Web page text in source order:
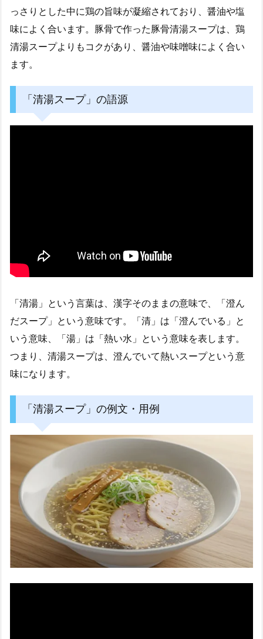
っさりとした中に鶏の旨味が凝縮されており、醤油や塩
味によく合います。豚骨で作った豚骨清湯スープは、鶏
清湯スープよりもコクがあり、醤油や味噌味によく合い
ます。
「清湯スープ」の語源
「清湯」という言葉は、漢字そのままの意味で、「澄ん
だスープ」という意味です。「清」は「澄んでいる」と
いう意味、「湯」は「熱い水」という意味を表します。
つまり、清湯スープは、澄んでいて熱いスープという意
味になります。
「清湯スープ」の例文・用例